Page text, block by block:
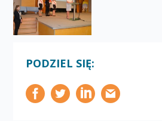
PODZIEL SIĘ: